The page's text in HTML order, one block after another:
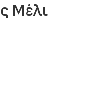
Μέλι